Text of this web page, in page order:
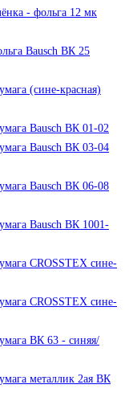
- фольга 12 мк
Bausch ВК 25
(сине-красная)
Bausch ВК 01-02
Bausch ВК 03-04
Bausch ВК 06-08
Bausch ВК 1001-
CROSSTEX сине-
CROSSTEX сине-
ВК 63 - синяя/
металлик 2ая ВК